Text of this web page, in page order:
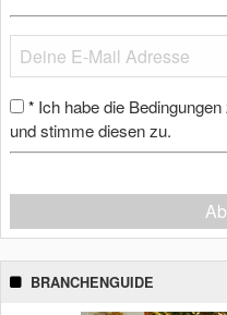
* Ich habe die
und stimme diesen zu.
BRANCHENGUIDE